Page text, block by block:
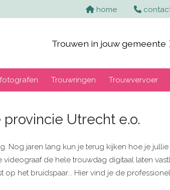
home
Trouwen in jouw gemeente
Trouwringen Trouwvervoer
Utrecht e.o.
Nog jaren lang kun je terug kijken hoe je
videograaf de hele trouwdag digitaal laten
op het bruidspaar... Hier vind je de